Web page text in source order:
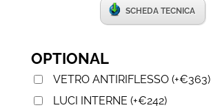
SCHEDA TECNICA
OPTIONAL
VETRO ANTIRIFLESSO (+€363)
LUCI INTERNE (+€242)